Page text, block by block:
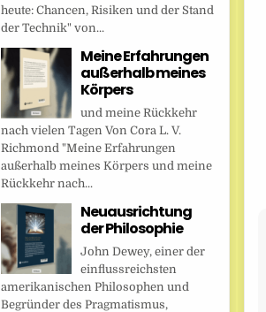
heute: Chancen, Risiken und der Stand
der Technik" von...
Meine Erfahrungen
außerhalb meines
Körpers
und meine Rückkehr
nach vielen Tagen Von Cora L. V.
Richmond "Meine Erfahrungen
außerhalb meines Körpers und meine
Rückkehr nach...
Neuausrichtung
der Philosophie
John Dewey, einer der
einflussreichsten
amerikanischen Philosophen und
Begründer des Pragmatismus,